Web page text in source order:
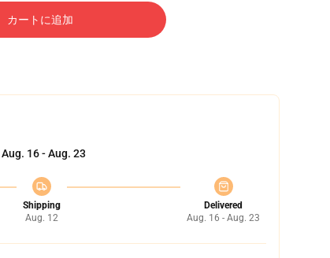
カートに追加
Aug. 16 - Aug. 23
Shipping
Aug. 12
Delivered
Aug. 16 - Aug. 23